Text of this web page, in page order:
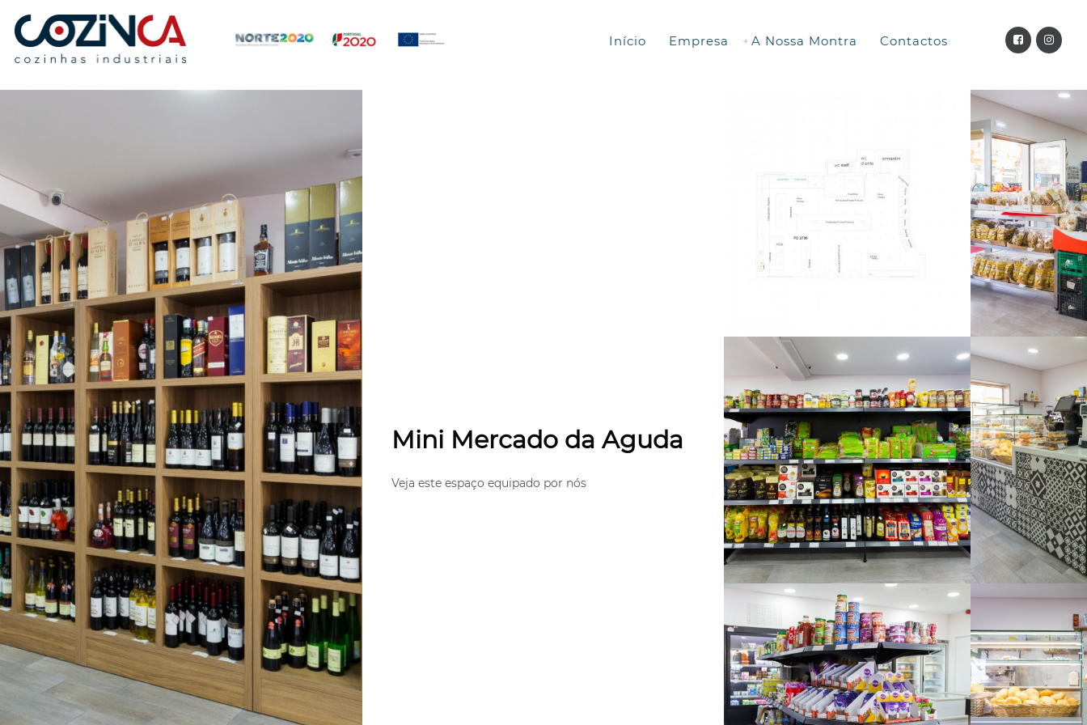
Início Empresa A Nossa Montra Contactos
Mini Mercado da Aguda
Veja este espaço equipado por nós